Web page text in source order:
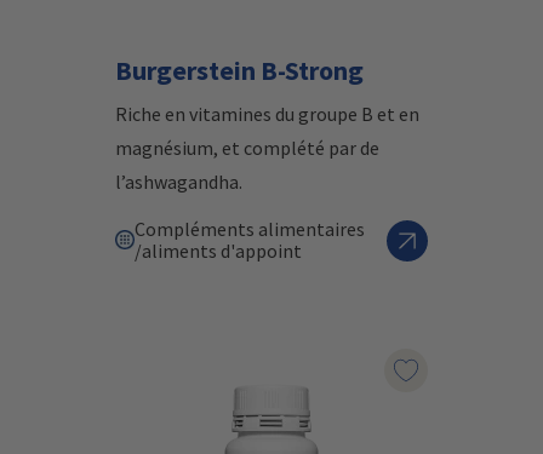
Burgerstein B-Strong
Riche en vitamines du groupe B et en
magnésium, et complété par de
l’ashwagandha.
Compléments alimentaires
/aliments d'appoint
Marqueur le